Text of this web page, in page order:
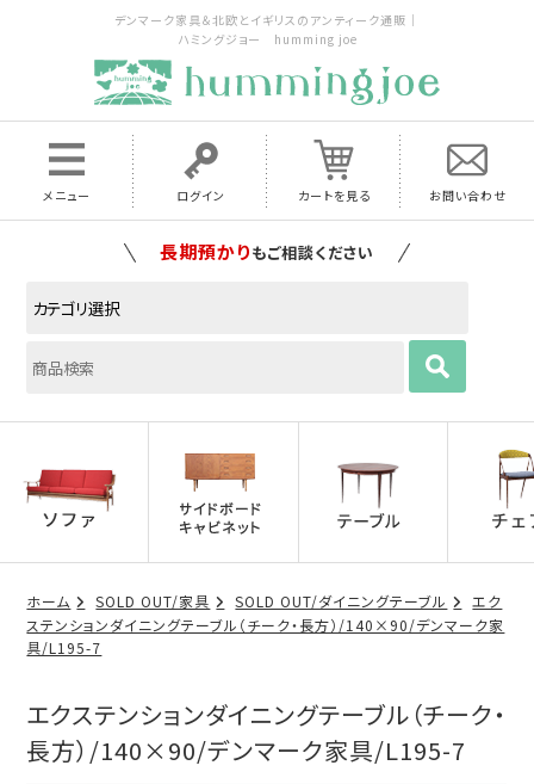
デンマーク家具＆北欧とイギリスのアンティーク通販｜
ハミングジョー humming joe
メニュー ログイン カートを見る お問い合わせ
家具の配送料は全国当店で負担いたします
ホーム SOLD OUT/家具 SOLD OUT/ダイニングテーブル
エク
ステンションダイニングテーブル（チーク・長方）/140×90/デンマーク家
具/L195-7
エクステンションダイニングテーブル（チーク・
長方）/140×90/デンマーク家具/L195-7